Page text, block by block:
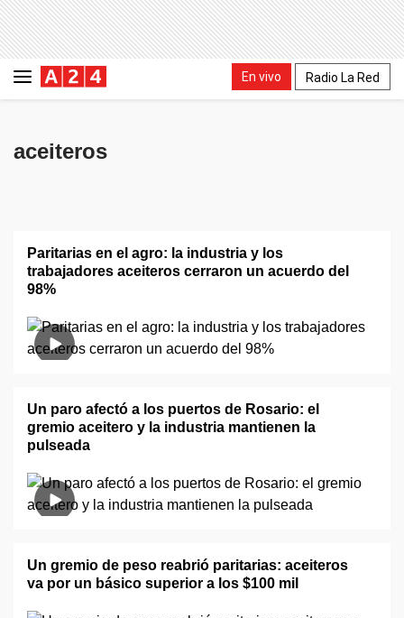
En vivo Radio La Red
aceiteros
Paritarias en el agro: la industria y los
trabajadores aceiteros cerraron un acuerdo del
98%
Un paro afectó a los puertos de Rosario: el
gremio aceitero y la industria mantienen la
pulseada
Un gremio de peso reabrió paritarias: aceiteros
va por un básico superior a los $100 mil